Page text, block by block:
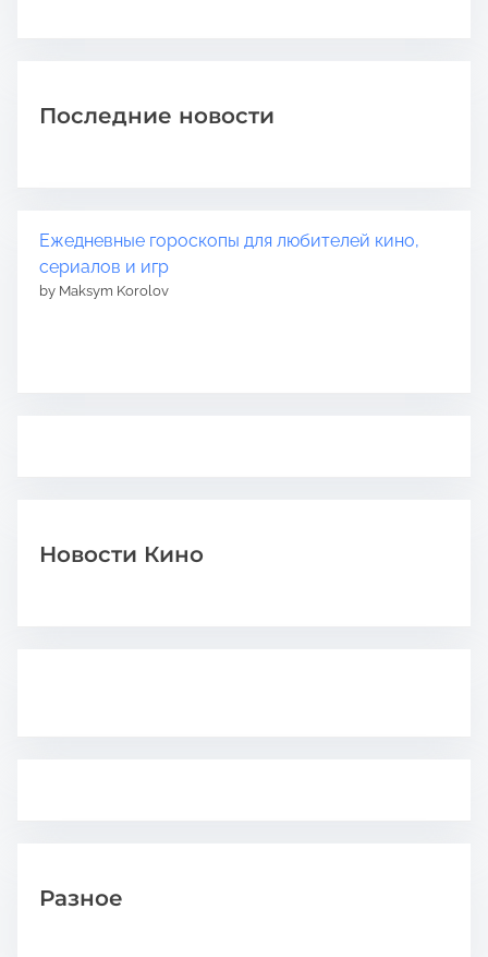
Последние новости
Ежедневные гороскопы для любителей кино,
сериалов и игр
by Maksym Korolov
Новости Кино
Разное